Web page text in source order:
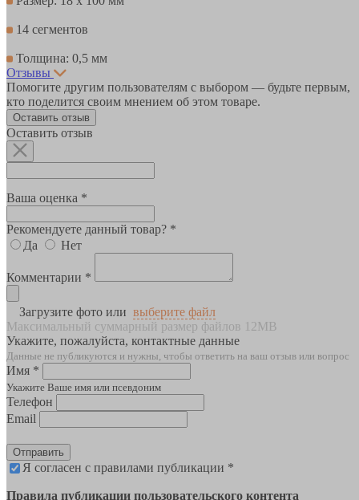
14 сегментов
Толщина: 0,5 мм
Отзывы
Помогите другим пользователям с выбором — будьте первым,
кто поделится своим мнением об этом товаре.
Оставить отзыв
Оставить отзыв
Ваша оценка *
Рекомендуете данный товар? *
Да
Нет
Комментарии *
Загрузите фото или выберите файл
Максимальный суммарный размер файлов 12MB
Укажите, пожалуйста, контактные данные
Данные не публикуются и нужны, чтобы ответить на ваш отзыв или вопрос
Имя *
Укажите Ваше имя или псевдоним
Телефон
Email
Отправить
Я согласен с правилами публикации *
Правила публикации пользовательского контента